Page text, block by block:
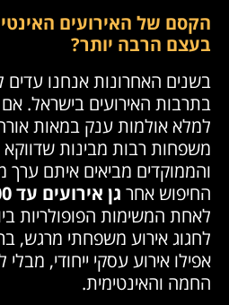
הקסם של האירועים
בעצם הרבה יותר?
בשנים האחרונות אנחנו עדים
בתרבות האירועים בישראל.
למלא אולמות ענק במאות
משפחות רבות מבינות
והממוקדים מביאים איתם ערך
החיפוש אחר גן אירועים עד 100 איש במרכז
לאחת המשימות הפופולריות
לחגוג אירוע משפחתי מרגש,
אפילו אירוע עסקי ייחודי,
החמה והאינטימית.